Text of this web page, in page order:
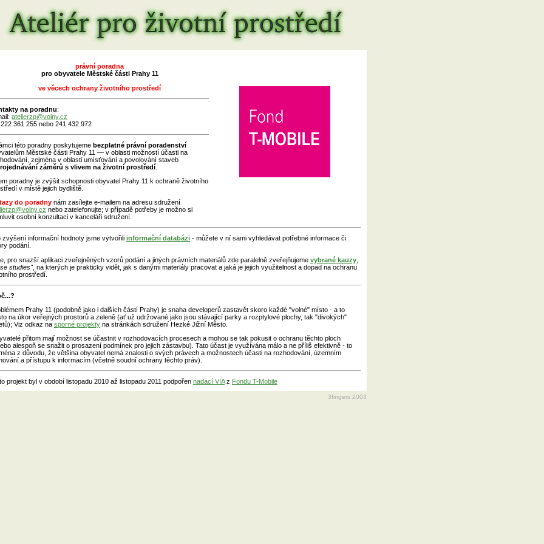
právní poradna
pro obyvatele Městské části Prahy 11
ve věcech ochrany životního prostředí
na poradnu:
atelierzp@volny.cz
361 255 nebo 241 432 972
této poradny poskytujeme bezplatné právní poradenství
Městské části Prahy 11 — v oblasti možností účasti na
zejména v oblasti umísťování a povolování staveb
záměrů s vlivem na životní prostředí
poradny je zvýšit schopnosti obyvatel Prahy 11 k ochraně životního
v místě jejich bydliště.
do poradny nám zasílejte e-mailem na adresu sdružení
nebo zatelefonujte; v případě potřeby je možno si
osobní konzultaci v kanceláři sdružení.
zvýšení informační hodnoty jsme vytvořili informační databázi - můžete v ní sami vyhledávat potřebné informace či
podání.
pro snazší aplikaci zveřejněných vzorů podání a jiných právních materiálů zde paralelně zveřejňujeme vybrané kauzy
studies", na kterých je prakticky vidět, jak s danými materiály pracovat a jaká je jejich využitelnost a dopad na ochranu
prostředí.
Prahy 11 (podobně jako i dalších částí Prahy) je snaha developerů zastavět skoro každé "volné" místo - a to
na úkor veřejných prostorů a zeleně (ať už udržované jako jsou stávající parky a rozptylové plochy, tak "divokých"
Viz odkaz na sporné projekty na stránkách sdružení Hezké Jižní Město.
přitom mají možnost se účastnit v rozhodovacích procesech a mohou se tak pokusit o ochranu těchto ploch
alespoň se snažit o prosazení podmínek pro jejich zástavbu). Tato účast je využívána málo a ne příliš efektivně - to
z důvodu, že většina obyvatel nemá znalosti o svých právech a možnostech účasti na rozhodování, územním
a přístupu k informacím (včetně soudní ochrany těchto práv).
projekt byl v období listopadu 2010 až listopadu 2011 podpořen nadací VIAz Fondu T-Mobile
3fingers 2003